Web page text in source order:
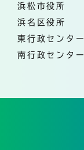
浜松市役所
浜名区役所
東行政センター
南行政センター